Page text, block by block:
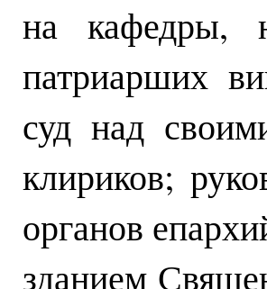
на кафедры,
патриарших
суд над
клириков;
органов
зданием